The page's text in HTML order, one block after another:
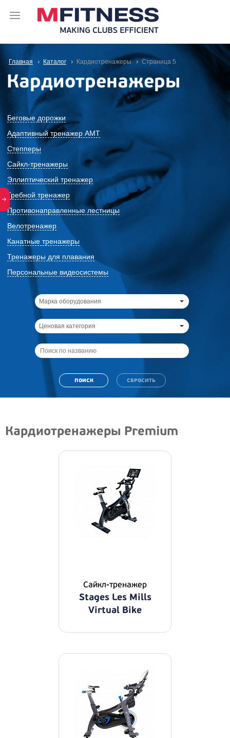
Главная Каталог Кардиотренажеры Cтраница 5
Кардиотренажеры
Беговые дорожки
Адаптивный тренажер АМТ
Степперы
Сайкл-тренажеры
Эллиптический тренажер
Гребной тренажер
Противонаправленные лестницы
Велотренажер
Канатные тренажеры
Тренажеры для плавания
Персональные видеосистемы
Марка оборудования
Ценовая категория
Кардиотренажеры Premium
Сайкл-тренажер
Stages Les Mills
Virtual Bike